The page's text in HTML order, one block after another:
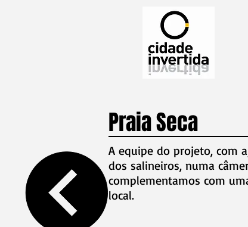
Praia Seca
A equipe do projeto, com
dos salineiros, numa
complementamos com
local.